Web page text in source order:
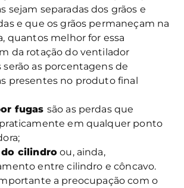
sejam separadas dos grãos e
e que os grãos permaneçam na
quantos melhor for essa
da rotação do ventilador
serão as porcentagens de
presentes no produto final
fugas são as perdas que
em qualquer ponto
do cilindro ou, ainda,
entre cilindro e côncavo.
a preocupação com o